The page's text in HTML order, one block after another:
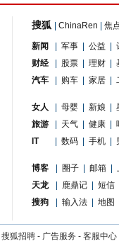
搜狐 ChinaRen 焦
新闻 军事 公益
财经
股票 理财
汽车
购车 家居
女人 母婴 新娘
旅游
天气 健康
IT
数码 手机
博客 圈子 邮箱
天龙
鹿鼎记
短信
搜狗
输入法 地图
搜狐招聘 - 广告服务 - 客服中心